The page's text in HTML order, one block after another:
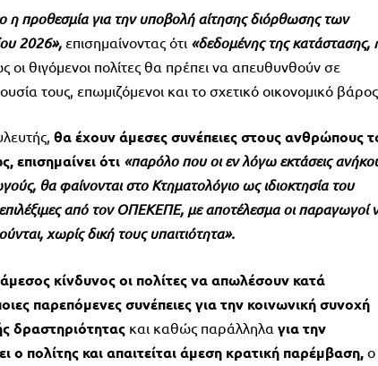
η προθεσμία για την υποβολή αίτησης διόρθωσης των
2026», επισημαίνοντας ότι «δεδομένης της κατάστασης,
οι θιγόμενοι πολίτες θα πρέπει να απευθυνθούν σε
τους, επωμιζόμενοι και το σχετικό οικονομικό
θα έχουν άμεσες συνέπειες στους ανθρώπους
ότι «παρόλο που οι εν λόγω εκτάσεις
θα φαίνονται στο Κτηματολόγιο ως ιδιοκτησία του
από τον ΟΠΕΚΕΠΕ, με αποτέλεσμα οι παραγωγοί
χωρίς δική τους υπαιτιότητα».
κίνδυνος οι πολίτες να απωλέσουν κατά
παρεπόμενες συνέπειες για την κοινωνική συνοχή
δραστηριότητας και καθώς παράλληλα για την
πολίτης και απαιτείται άμεση κρατική παρέμβαση, ο